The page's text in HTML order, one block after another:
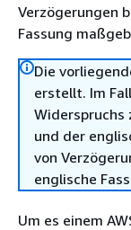
Verzögerungen
Fassung
Die
erstellt. Im
Widerspruchs
und der
von
englische
Um es einem